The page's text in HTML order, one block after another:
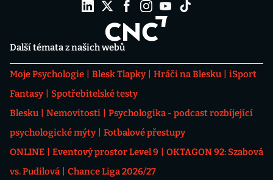
Další témata z našich webů
Moje Psychologie Blesk Tlapky Hráči na Blesku
iSport
Fantasy
Spotřebitelské testy
Blesku
Nemovitosti
Psychologika - podcast rozbíjející
psychologické mýty
Fotbalové přestupy
ONLINE
Eventový prostor Level 9
OKTAGON 92: Szabová
vs. Pudilová
Chance Liga 2026/27